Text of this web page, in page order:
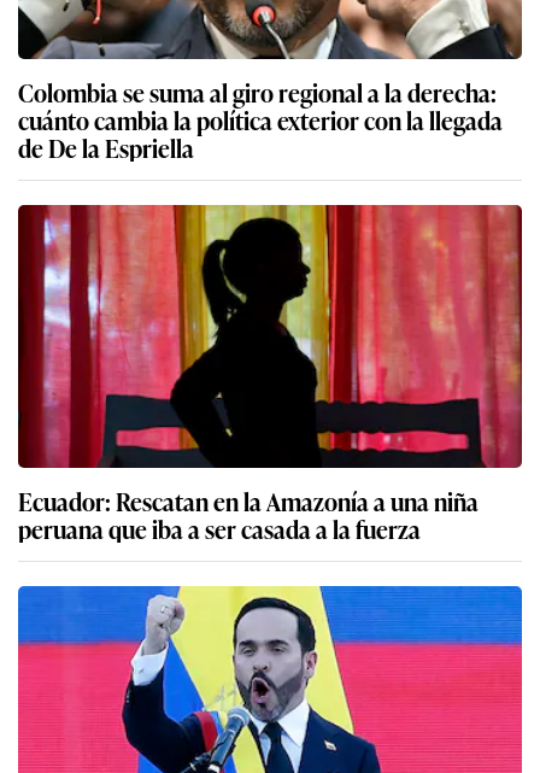
Colombia se suma al giro regional a la derecha:
cuánto cambia la política exterior con la llegada
de De la Espriella
Ecuador: Rescatan en la Amazonía a una niña
peruana que iba a ser casada a la fuerza